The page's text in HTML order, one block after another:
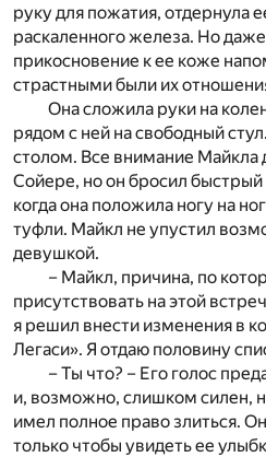
руку для пожатия, отдернула
раскаленного железа. Но
прикосновение к ее коже
страстными были их
Она сложила руки на
рядом с ней на свободный
столом. Все внимание Майкла
Сойере, но он бросил быстрый
когда она положила ногу на
туфли. Майкл не упустил
девушкой.
– Майкл, причина, по
присутствовать на этой
я решил внести изменения в
Легаси». Я отдаю половину
– Ты что? – Его голос
и, возможно, слишком силен,
имел полное право злиться.
только чтобы увидеть ее